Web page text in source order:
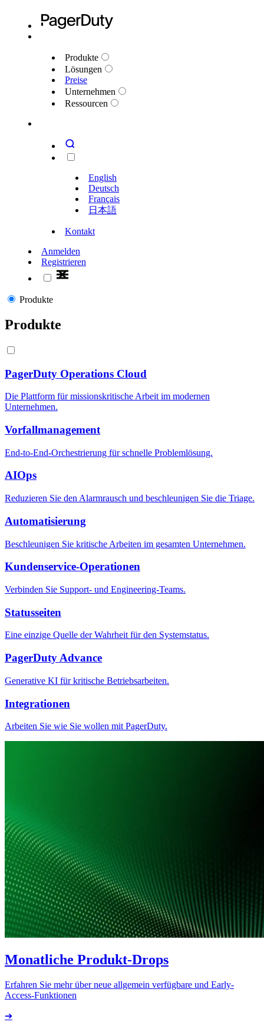
Produkte
Lösungen
Preise
Unternehmen
Ressourcen
English
Deutsch
Français
日本語
Kontakt
Anmelden
Registrieren
Produkte
Produkte
PagerDuty Operations Cloud
Die Plattform für missionskritische Arbeit im modernen
Unternehmen.
Vorfallmanagement
End-to-End-Orchestrierung für schnelle Problemlösung.
AIOps
Reduzieren Sie den Alarmrausch und beschleunigen Sie die Triage.
Automatisierung
Beschleunigen Sie kritische Arbeiten im gesamten Unternehmen.
Kundenservice-Operationen
Verbinden Sie Support- und Engineering-Teams.
Statusseiten
Eine einzige Quelle der Wahrheit für den Systemstatus.
PagerDuty Advance
Generative KI für kritische Betriebsarbeiten.
Integrationen
Arbeiten Sie wie Sie wollen mit PagerDuty.
Monatliche Produkt-Drops
Erfahren Sie mehr über neue allgemein verfügbare und Early-
Access-Funktionen
➔